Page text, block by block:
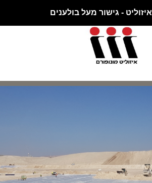
איזוליט - גישור מעל בולענים